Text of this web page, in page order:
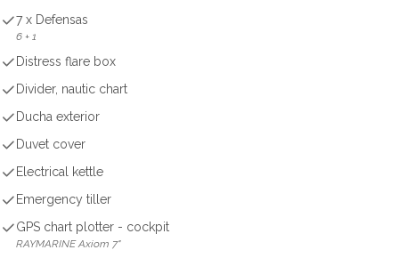
7 x Defensas
6 + 1
Distress flare box
Divider, nautic chart
Ducha exterior
Duvet cover
Electrical kettle
Emergency tiller
GPS chart plotter - cockpit
RAYMARINE Axiom 7"